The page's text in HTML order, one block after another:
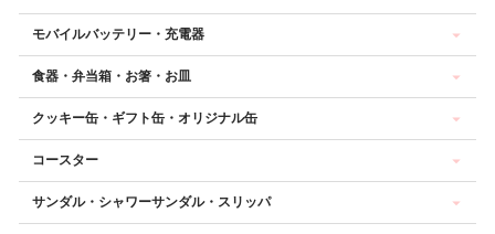
モバイルバッテリー・充電器
食器・弁当箱・お箸・お皿
クッキー缶・ギフト缶・オリジナル缶
コースター
サンダル・シャワーサンダル・スリッパ